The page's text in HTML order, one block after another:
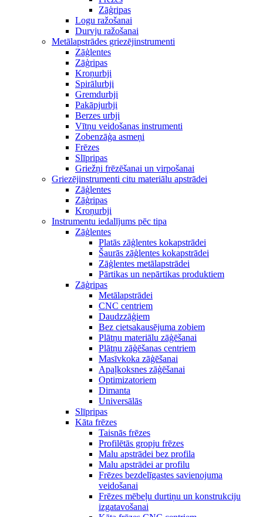
Zāģripas
Logu ražošanai
Durvju ražošanai
Metālapstrādes griezējinstrumenti
Zāģlentes
Zāģripas
Kroņurbji
Spirālurbji
Gremdurbji
Pakāpjurbji
Berzes urbji
Vītņu veidošanas instrumenti
Zobenzāģa asmeņi
Frēzes
Slīpripas
Griežņi frēzēšanai un virpošanai
Griezējinstrumenti citu materiālu apstrādei
Zāģlentes
Zāģripas
Kroņurbji
Instrumentu iedalījums pēc tipa
Zāģlentes
Platās zāģlentes kokapstrādei
Šaurās zāģlentes kokapstrādei
Zāģlentes metālapstrādei
Pārtikas un nepārtikas produktiem
Zāģripas
Metālapstrādei
CNC centriem
Daudzzāģiem
Bez cietsakausējuma zobiem
Plātņu materiālu zāģēšanai
Plātņu zāģēšanas centriem
Masīvkoka zāģēšanai
Apaļkoksnes zāģēšanai
Optimizatoriem
Dimanta
Universālās
Slīpripas
Kāta frēzes
Taisnās frēzes
Profilētās gropju frēzes
Malu apstrādei bez profila
Malu apstrādei ar profilu
Frēzes bezdelīgastes savienojuma
veidošanai
Frēzes mēbeļu durtiņu un konstrukciju
izgatavošanai